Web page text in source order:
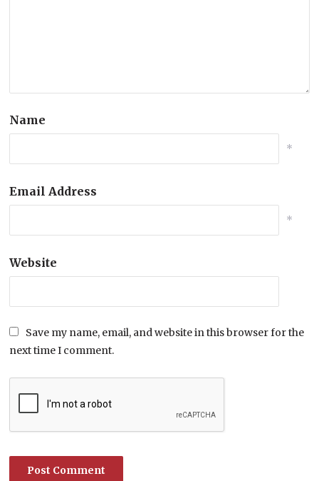
Name
*
Email Address
*
Website
Save my name, email, and website in this browser for the
next time I comment.